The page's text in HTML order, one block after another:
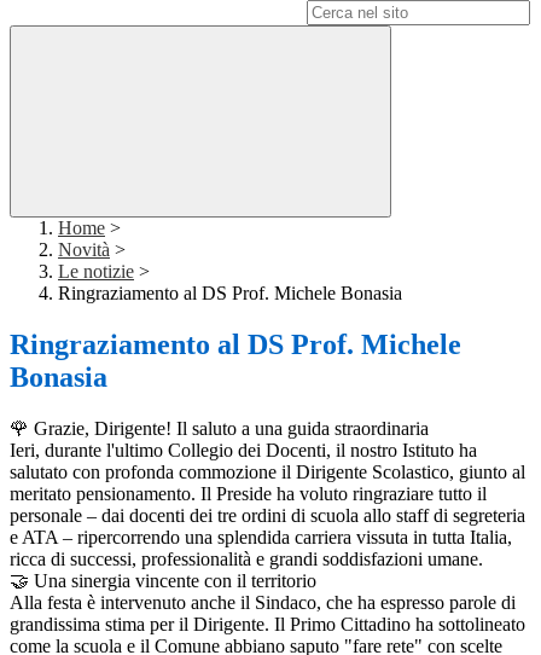
Home >
Novità >
Le notizie >
Ringraziamento al DS Prof. Michele Bonasia
Ringraziamento al DS Prof. Michele
Bonasia
🌹 Grazie, Dirigente! Il saluto a una guida straordinaria
Ieri, durante l'ultimo Collegio dei Docenti, il nostro Istituto ha
salutato con profonda commozione il Dirigente Scolastico, giunto al
meritato pensionamento. Il Preside ha voluto ringraziare tutto il
personale – dai docenti dei tre ordini di scuola allo staff di segreteria
e ATA – ripercorrendo una splendida carriera vissuta in tutta Italia,
ricca di successi, professionalità e grandi soddisfazioni umane.
🤝 Una sinergia vincente con il territorio
Alla festa è intervenuto anche il Sindaco, che ha espresso parole di
grandissima stima per il Dirigente. Il Primo Cittadino ha sottolineato
come la scuola e il Comune abbiano saputo "fare rete" con scelte